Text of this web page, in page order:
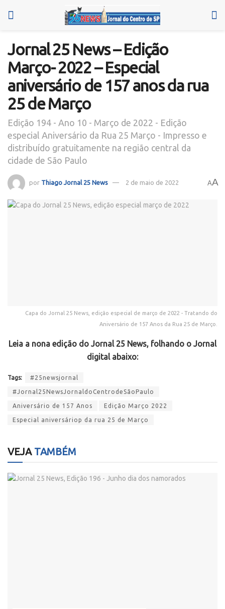
Jornal 25 News – Edição
Março- 2022 – Especial
aniversário de 157 anos da rua
25 de Março
Edição 194 - Ano 10 - Março de 2022 - Edição
especial Aniversário da Rua 25 Março - Impresso e
distribuído gratuitamente na região central da
cidade de São Paulo
por Thiago Jornal 25 News 2 de maio de 2022 AA
Capa do Jornal 25 News, edição especial de março de 2022 - Tratando do
Aniversário de 157 Anos da Rua 25 de Março.
Leia a nona edição do Jornal 25 News, folhando o Jornal
digital abaixo:
Tags: #25newsjornal
#Jornal25NewsJornaldoCentrodeSãoPaulo
Aniversário de 157 Anos Edição Março 2022
Especial aniversáriop da rua 25 de Março
VEJATAMBÉM